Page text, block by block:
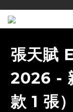
張天賦
2026 -
款 1 張）